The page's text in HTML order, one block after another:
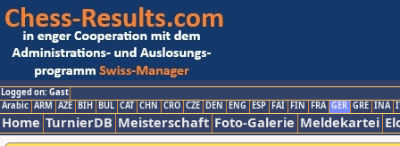
Logged on: Gast
Arabic ARM AZE BIH BUL CAT CHN CRO CZE DEN ENG ESP FAI FIN FRA GER GRE INA
Home TurnierDB Meisterschaft Foto-Galerie Meldekartei